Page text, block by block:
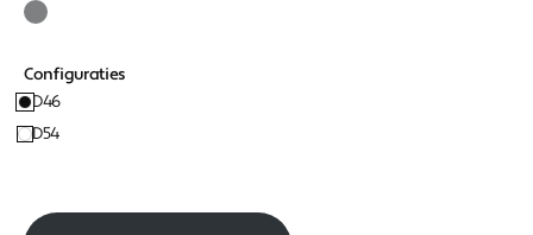
Configuraties
D46
D54